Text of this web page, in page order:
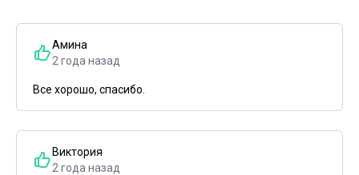
Амина
2 года назад
Все хорошо, спасибо.
Виктория
2 года назад